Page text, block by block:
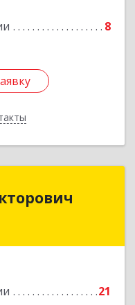
8
21
Викторович